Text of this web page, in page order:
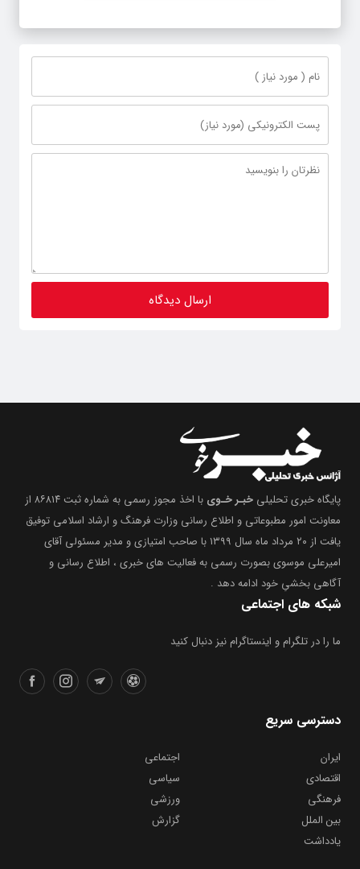
پایگاه خبری تحلیلی خبـر خـوی
با اخذ مجوز رسمی به شماره ثبت ۸۶۸۱۴ از
معاونت امور مطبوعاتی و اطلاع رسانی وزارت فرهنگ و ارشاد اسلامی توفیق
یافت از ۲۰ مرداد ماه سال ۱۳۹۹ با صاحب امتیازی و مدیر مسئولی آقای
امیرعلی موسوی بصورت رسمی به فعالیت های خبری ، اطلاع رسانی و
آگاهی بخشیِ خود ادامه دهد .
شبکه های اجتماعی
ما را در تلگرام و اینستاگرام نیز دنبال کنید
دسترسی سریع
ایران
اجتماعی
اقتصادی
سیاسی
فرهنگی
ورزشی
بین الملل
گزارش
یادداشت